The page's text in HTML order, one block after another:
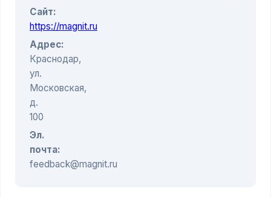
Сайт:
https://magnit.ru
Адрес:
Краснодар,
ул.
Московская,
д.
100
Эл.
почта:
feedback@magnit.ru